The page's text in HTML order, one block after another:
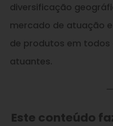
diversificação
mercado de atuação
de produtos em todos
atuantes.
—
Este conteúdo